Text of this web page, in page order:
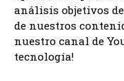
análisis objetivos
de nuestros
nuestro canal de
tecnología!